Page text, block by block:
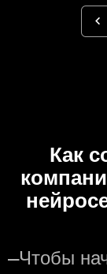
Как
—Чтобы